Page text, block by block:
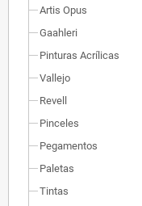
Artis Opus
Gaahleri
Pinturas Acrílicas
Vallejo
Revell
Pinceles
Pegamentos
Paletas
Tintas